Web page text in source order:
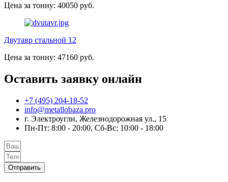
Цена за тонну: 40050 руб.
Двутавр стальной 12
Цена за тонну: 47160 руб.
Оставить заявку онлайн
+7 (495) 204-18-52
info@metallobaza.pro
г. Электроугли, Железнодорожная ул., 15
Пн-Пт: 8:00 - 20:00, Сб-Вс: 10:00 - 18:00
Отправить